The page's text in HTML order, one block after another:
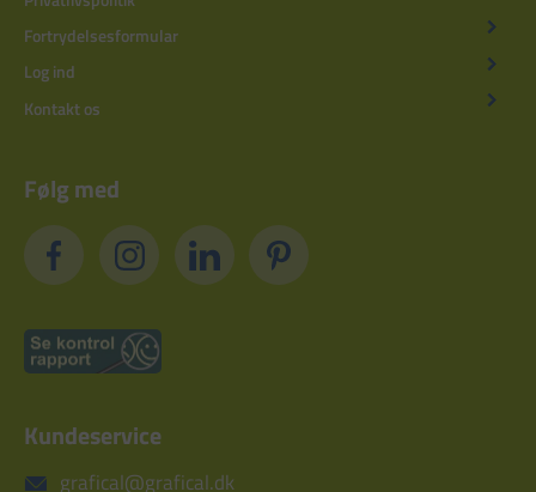
Fortrydelsesformular
Log ind
Kontakt os
Følg med
Kundeservice
grafical@grafical.dk